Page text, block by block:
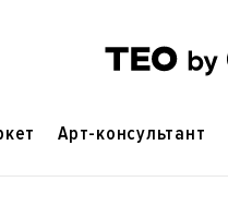
Арт-консультант